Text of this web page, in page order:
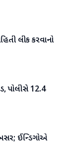
લીક કરવાનો
પોલીસે 12.4
ઈન્ડિગોએ